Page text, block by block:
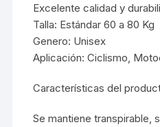
Excelente calidad y
Talla: Estándar 60 a 80 Kg
Genero: Unisex
Aplicación: Ciclismo,
Características del
Se mantiene transpirable,